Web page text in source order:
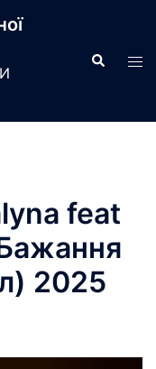
Search
feat
2025